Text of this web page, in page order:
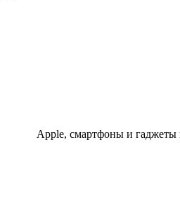
Apple, cмартфоны и гаджеты